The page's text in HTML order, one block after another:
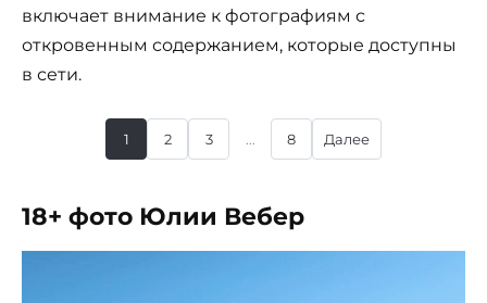
включает внимание к фотографиям с
откровенным содержанием, которые доступны
в сети.
1 2 3 ... 8 Далее
18+ фото Юлии Вебер